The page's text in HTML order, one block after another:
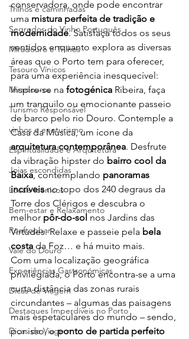
Trilhos e caminhadas
Segredos do Vinho Português
Miradouro e Trilhos
Tesouro Vínicos
Miradouros
Turismo Responsável
vinhos e enoturismo
Espiritualidade e Arquitetura
Joias escondidas
Locais Icónicos
Bem-estar e Relaxamento
Rooftopbar
Vale do Douro
Experiências Gastronómicas
Dicas de Viagem
Destaques Imperdíveis no Porto
Dicas de Viagem
conservadora, onde pode encontrar
uma mistura perfeita de tradição e
modernidade. Satisfaça todos os seus
sentidos enquanto explora as diversas
áreas que o Porto tem para oferecer,
para uma experiência inesquecível:
Inspire-se na fotogénica Ribeira, faça
um tranquilo ou emocionante passeio
de barco pelo rio Douro. Contemple a
Casa da Música, um ícone da
arquitetura contemporânea. Desfrute
da vibração hipster do bairro cool da
Baixa, contemplando panoramas
incríveis no topo dos 240 degraus da
Torre dos Clérigos e descubra o
melhor pôr-do-sol nos Jardins das
Virtudes. Relaxe e passeie pela bela
costa da Foz… e há muito mais.
Com uma localização geográfica
privilegiada, o Porto encontra-se a uma
curta distância das zonas rurais
circundantes – algumas das paisagens
mais espetaculares do mundo – sendo,
por isso, o ponto de partida perfeito